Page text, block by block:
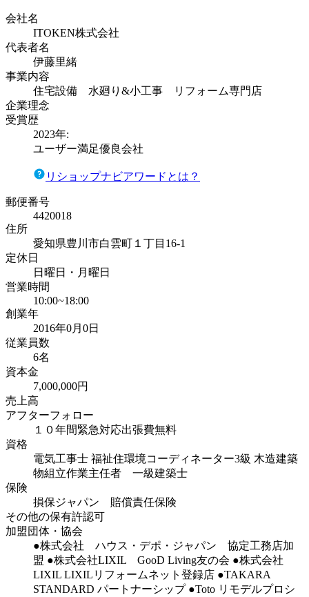
会社名
ITOKEN株式会社
代表者名
伊藤里緒
事業内容
住宅設備 水廻り&小工事 リフォーム専門店
企業理念
受賞歴
2023年:
ユーザー満足優良会社
リショップナビアワードとは？
郵便番号
4420018
住所
愛知県豊川市白雲町１丁目16-1
定休日
日曜日・月曜日
営業時間
10:00~18:00
創業年
2016年0月0日
従業員数
6名
資本金
7,000,000円
売上高
アフターフォロー
１０年間緊急対応出張費無料
資格
電気工事士 福祉住環境コーディネーター3級 木造建築
物組立作業主任者 一級建築士
保険
損保ジャパン 賠償責任保険
その他の保有許認可
加盟団体・協会
●株式会社 ハウス・デポ・ジャパン 協定工務店加
盟 ●株式会社LIXIL GooD Living友の会 ●株式会社
LIXIL LIXILリフォームネット登録店 ●TAKARA
STANDARD パートナーシップ ●Toto リモデルプロシ